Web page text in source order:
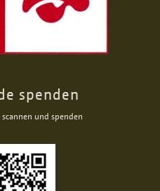
spenden
und spenden